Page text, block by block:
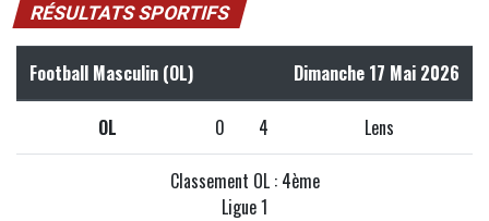
RÉSULTATS SPORTIFS
Football Masculin (OL) Dimanche 17 Mai 2026
OL 0 4 Lens
Classement OL : 4ème
Ligue 1